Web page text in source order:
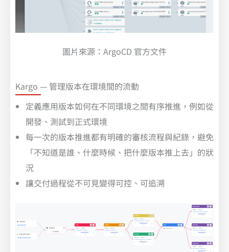
圖片來源：ArgoCD 官方文件
Kargo — 管理版本在環境間的流動
定義應用版本如何在不同環境之間有序推進，例如從
開發、測試到正式環境
每一次的版本推進都有明確的審核流程與紀錄，避免
「不知道是誰、什麼時候、把什麼版本推上去」的狀
況
讓交付過程從不可見變得可控、可追溯